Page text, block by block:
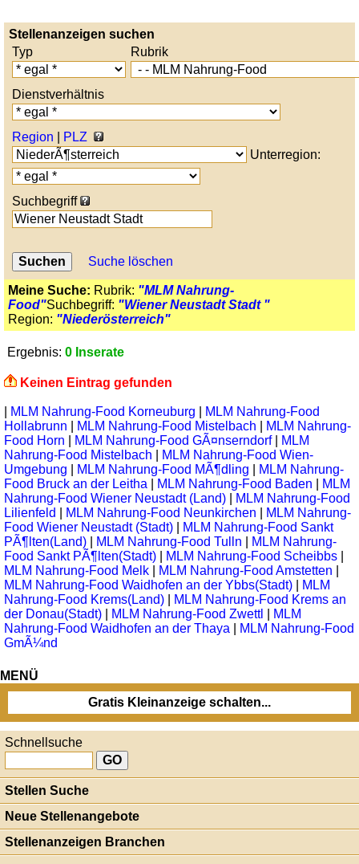
Stellenanzeigen suchen
Typ
Rubrik
Dienstverhältnis
Region
PLZ
Unterregion:
Suchbegriff
Suche löschen
Meine Suche: Rubrik: "MLM Nahrung-
Food"Suchbegriff: "Wiener Neustadt Stadt "
Region: "Niederösterreich"
Ergebnis: 0 Inserate
Keinen Eintrag gefunden
MLM Nahrung-Food Korneuburg
MLM Nahrung-Food
Hollabrunn
MLM Nahrung-Food Mistelbach
MLM Nahrung-
Food Horn
MLM Nahrung-Food GÃ¤nserndorf|
MLM
Nahrung-Food Mistelbach
MLM Nahrung-Food Wien-
Umgebung
MLM Nahrung-Food MÃ¶dling
MLM Nahrung-
Food Bruck an der Leitha
MLM Nahrung-Food Baden
MLM
Nahrung-Food Wiener Neustadt (Land)
MLM Nahrung-Food
Lilienfeld
MLM Nahrung-Food Neunkirchen
MLM Nahrung-
Food Wiener Neustadt (Stadt)
MLM Nahrung-Food Sankt
PÃ¶lten(Land)
MLM Nahrung-Food Tulln
MLM Nahrung-
Food Sankt PÃ¶lten(Stadt)
MLM Nahrung-Food Scheibbs
MLM Nahrung-Food Melk
MLM Nahrung-Food Amstetten
MLM Nahrung-Food Waidhofen an der Ybbs(Stadt)
MLM
Nahrung-Food Krems(Land)
MLM Nahrung-Food Krems an
der Donau(Stadt)
MLM Nahrung-Food Zwettl
MLM
Nahrung-Food Waidhofen an der Thaya
MLM Nahrung-Food
GmÃ¼nd
MENÜ
Gratis Kleinanzeige schalten...
Schnellsuche
Stellen Suche
Neue Stellenangebote
Stellenanzeigen Branchen